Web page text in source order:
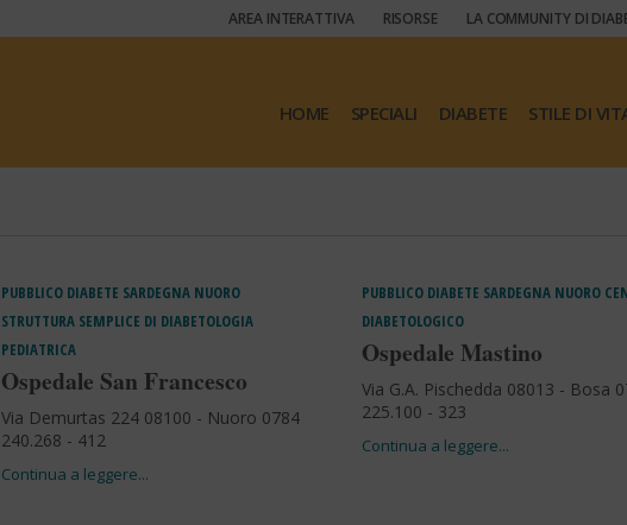
AREA INTERATTIVA RISORSE LA COMMUNITY DI
HOME SPECIALI DIABETE STILE DI
PUBBLICO DIABETE SARDEGNA NUORO
STRUTTURA SEMPLICE DI DIABETOLOGIA
PEDIATRICA
Ospedale San Francesco
Via Demurtas 224 08100 - Nuoro 0784
240.268 - 412
PUBBLICO DIABETE SARDEGNA NUORO
DIABETOLOGICO
Ospedale Mastino
Via G.A. Pischedda 08013 - Bosa
225.100 - 323